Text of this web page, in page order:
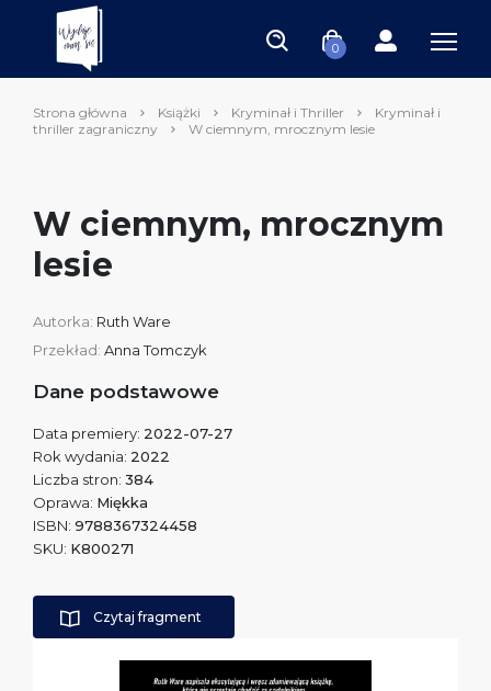
0
Strona główna Książki Kryminał i Thriller
Kryminał i
thriller zagraniczny
W ciemnym, mrocznym lesie
W ciemnym, mrocznym
lesie
Autorka: Ruth Ware
Przekład: Anna Tomczyk
Dane podstawowe
Data premiery: 2022-07-27
Rok wydania: 2022
Liczba stron: 384
Oprawa: Miękka
ISBN: 9788367324458
SKU: K800271
Czytaj fragment